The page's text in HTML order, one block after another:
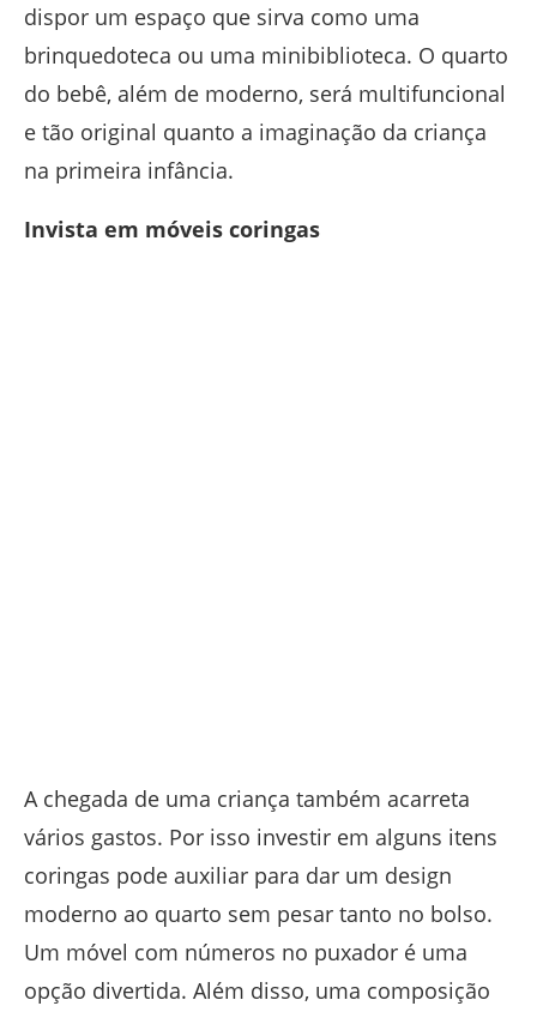
dispor um espaço que sirva como uma
brinquedoteca ou uma minibiblioteca. O quarto
do bebê, além de moderno, será multifuncional
e tão original quanto a imaginação da criança
na primeira infância.
Invista em móveis coringas
A chegada de uma criança também acarreta
vários gastos. Por isso investir em alguns itens
coringas pode auxiliar para dar um design
moderno ao quarto sem pesar tanto no bolso.
Um móvel com números no puxador é uma
opção divertida. Além disso, uma composição